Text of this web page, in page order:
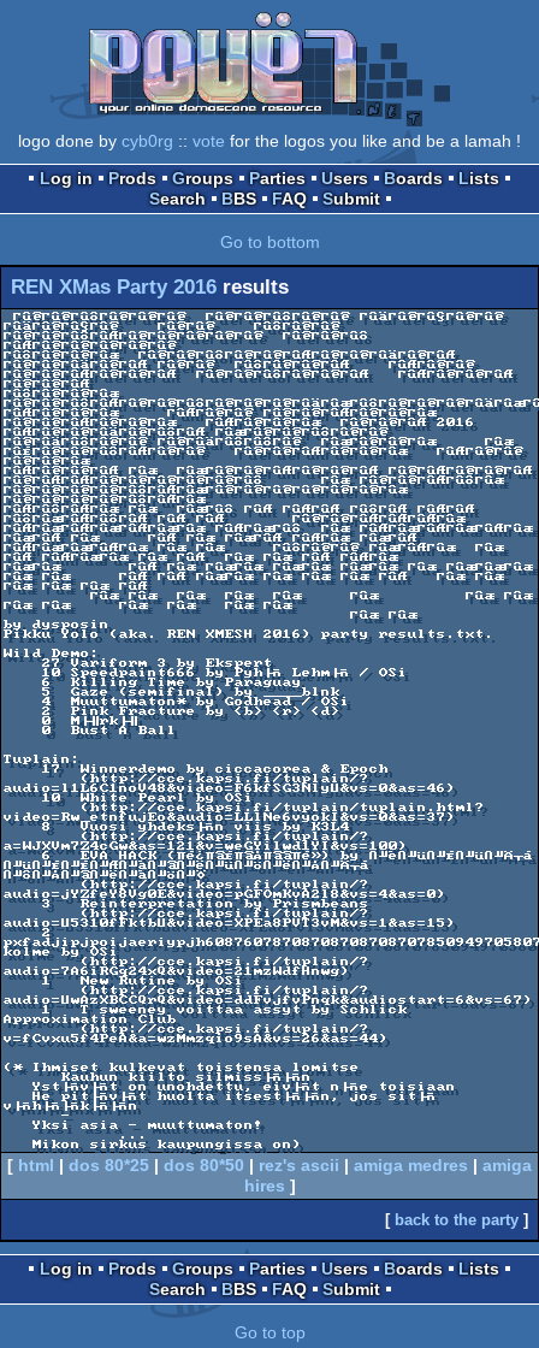
logo done by cyb0rg :: vote for the logos you like and be a lamah !
Log in
Prods Groups Parties Users Boards
Lists
Search
BBS FAQ Submit
Go to bottom
REN XMas Party 2016 results
ΓûäΓûêΓûÇΓûê    ΓûêΓûê    ΓûôΓûêΓûê
ΓûêΓûêΓûôΓûÆΓûêΓûêΓûêΓûêΓûê  ΓûêΓûêΓûô
ΓûÆΓûêΓûêΓûêΓûêΓûê
ΓûôΓûêΓûêΓûæ  ΓûêΓûêΓûôΓûêΓûêΓûÆΓûêΓûêΓûäΓûêΓûÆ
ΓûêΓûêΓûäΓûêΓûÆ ΓûêΓûê  ΓûôΓûêΓûêΓûÆ    ΓûÆΓûêΓûê
ΓûêΓûêΓûÆΓûêΓûêΓûÆ  ΓûêΓûêΓûôΓûêΓûêΓûÆ   ΓûÆΓûêΓûêΓûÆ
ΓûêΓûêΓûÆ
ΓûôΓûêΓûêΓûæ
ΓûÆΓûêΓûêΓûæ     ΓûÆΓûêΓûê ΓûêΓûêΓûÆΓûêΓûêΓûæ
ΓûêΓûêΓûÆΓûêΓûêΓûæ   ΓûÆΓûêΓûêΓûæ  ΓûêΓûêΓûÆ 2016
ΓûÆΓûêΓûêΓûäΓûêΓûôΓûÆ ΓûæΓûêΓûêΓûôΓûêΓûê
ΓûêΓûäΓûôΓûêΓûê ΓûêΓûäΓûôΓûôΓûê  ΓûæΓûêΓûêΓûæ     Γûæ
ΓûÉΓûêΓûêΓûôΓûÆΓûêΓûê   ΓûêΓûêΓûÆΓûêΓûêΓûæ   ΓûÆΓûêΓûê
ΓûêΓûêΓûæ
ΓûÆΓûêΓûêΓûÆ Γûæ  ΓûæΓûêΓûêΓûÆΓûêΓûêΓûÆ ΓûêΓûÆΓûêΓûêΓûÆ
ΓûêΓûÆΓûÆΓûêΓûêΓûêΓûêΓûêΓûô      Γûæ ΓûêΓûêΓûÆΓûôΓûæ
ΓûêΓûêΓûêΓûêΓûôΓûÆΓûæΓûêΓûêΓûêΓûêΓûêΓûêΓûæ
ΓûêΓûêΓûêΓûêΓûôΓûÆΓûæ
ΓûÆΓûôΓûÆΓûæ Γûæ  ΓûæΓûô ΓûÆ ΓûÆΓûÆ ΓûôΓûÆ ΓûÆΓûÆ
ΓûôΓûæΓûÆΓûôΓûÆ ΓûÆ ΓûÆ       ΓûêΓûêΓûÆΓûÆΓûÆΓûæ
ΓûÆΓûæΓûÆΓûæΓûÆΓûæΓûæ ΓûÆΓûæΓûô  Γûæ ΓûÆΓûæΓûÆΓûæΓûÆΓûæ
ΓûæΓûÆ Γûæ     ΓûÆ Γûæ ΓûæΓûÆ ΓûÆΓûæ ΓûæΓûÆ
ΓûÆΓûæΓûæΓûÆΓûæ Γûæ Γûæ     ΓûôΓûêΓûê ΓûæΓûÆΓûæ  Γûæ
ΓûÆ ΓûÆΓûæΓûæ Γûæ ΓûÆ  Γûæ Γûæ ΓûÆ ΓûÆΓûæ
ΓûæΓûæ       ΓûÆ Γûæ ΓûæΓûæ ΓûæΓûæ ΓûæΓûæ Γûæ ΓûæΓûæΓûæ
Γûæ Γûæ     ΓûÆ ΓûÆ ΓûæΓûæ Γûæ Γûæ Γûæ ΓûÆ   Γûæ Γûæ
Γûæ Γûæ Γûæ ΓûÆ
         Γûæ Γûæ  Γûæ  Γûæ  Γûæ     Γûæ         Γûæ Γûæ
Γûæ Γûæ     Γûæ  Γûæ   Γûæ Γûæ
                                    Γûæ Γûæ
by dysposin
Pikku Yolo (aka. REN XMESH 2016) party results.txt.
Wild Demo:
    27 Variform 3 by Ekspert
Tuplain:
    17  Winnerdemo by ciccacorea & Epoch
        (http://cce.kapsi.fi/tuplain/?
audio=l1L6C1noV48&video=F6kfSG3NlyU&vs=0&as=46)
    10  White Pearl by OSi
        (http://cce.kapsi.fi/tuplain/tuplain.html?
video=Rw_etnfujEo&audio=LLlNe6vyokI&vs=0&as=37)
    8   Vuosi yhdeks├ñn viis by K3L4
        (http://cce.kapsi.fi/tuplain/?
a=WJXVm7Z4cGw&as=121&v=weGYilwd1YI&vs=100)
    6   EVA HACK (πé¿πâÉπâÅπââπé») by ∩╜è∩╜ü∩╜É∩╜ü∩╜Ä┬á
∩╜ü∩╜É∩╜É∩╜Æ∩╜à∩╜â∩╜ë∩╜ü∩╜ö∩╜ë∩╜Å∩╜Ä┬á
∩╜ô∩╜Å∩╜â∩╜ë∩╜à∩╜ö∩╜Ö
        (http://cce.kapsi.fi/tuplain/?
audio=jYZfeY8Vg0E&video=pGFOmKvA2l8&vs=4&as=0)
    3   Reinterpretation by Prismbeans
        (http://cce.kapsi.fi/tuplain/?
audio=U5310fFktbU&video=XPEa8PVT3vM&vs=1&as=15)
    2
kolme by OSi
        (http://cce.kapsi.fi/tuplain/?
audio=7A6iRGq24xQ&video=21mzWdfHnwg)
    1   New Rutine by OSi
        (http://cce.kapsi.fi/tuplain/?
audio=UwAzXBCCQrQ&video=ddFvjfvPnqk&audiostart=6&vs=67)
    1   T sweeney voittaa assyt by Schlick
Approximation Club
        (http://cce.kapsi.fi/tuplain/?
v=fCvxu5f4PeA&a=wzMmzqio9sA&vs=26&as=44)
(* Ihmiset kulkevat toistensa lomitse
      Kauhun kiilto silmiss├ñ├ñn
v├ñh├ñ├ñk├ñ├ñn
      -
            ...
   Mikon sirkus kaupungissa on)
[ html | dos 80*25 | dos 80*50 | rez's ascii | amiga medres | amiga
hires ]
[ back to the party ]
Log in Prods Groups Parties Users Boards
Lists
Search
BBS FAQ Submit
Go to top